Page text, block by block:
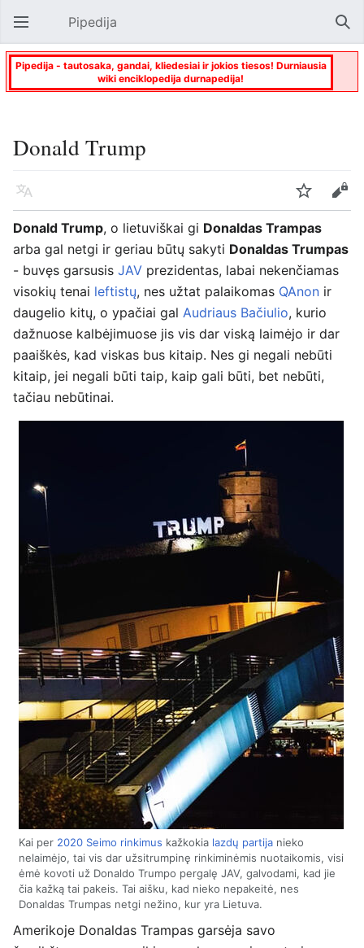
Atverti pagrindinį meniu Pipedija
Pipedija - tautosaka, gandai, kliedesiai ir jokios tiesos! Durniausia
wiki enciklopedija durnapedija!
Donald Trump
Kalba Stebėti
Keisti
Donald Trump, o lietuviškai gi Donaldas Trampas
arba gal netgi ir geriau būtų sakyti Donaldas Trumpas
- buvęs garsusis JAV prezidentas, labai nekenčiamas
visokių tenai leftistų, nes užtat palaikomas QAnon ir
daugelio kitų, o ypačiai gal Audriaus Bačiulio, kurio
dažnuose kalbėjimuose jis vis dar viską laimėjo ir dar
paaiškės, kad viskas bus kitaip. Nes gi negali nebūti
kitaip, jei negali būti taip, kaip gali būti, bet nebūti,
tačiau nebūtinai.
Kai per 2020 Seimo rinkimus kažkokia lazdų partija nieko
nelaimėjo, tai vis dar užsitrumpinę rinkiminėmis nuotaikomis, visi
ėmė kovoti už Donaldo Trumpo pergalę JAV, galvodami, kad jie
čia kažką tai pakeis. Tai aišku, kad nieko nepakeitė, nes
Donaldas Trumpas netgi nežino, kur yra Lietuva.
Amerikoje Donaldas Trampas garsėja savo